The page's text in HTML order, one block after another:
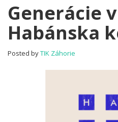
Generácie
Habánska
Posted byTIK Záhorie